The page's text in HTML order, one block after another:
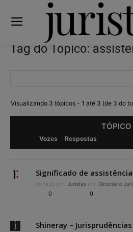
Tag do Tópico:
Visualizando 3 tópicos - 1 até 3 (de 3 do
TÓPICO
Vozes Respostas
Significado de
Iniciado por: Juristas em: Dicionário
0 0
Shineray – Jurisprudências